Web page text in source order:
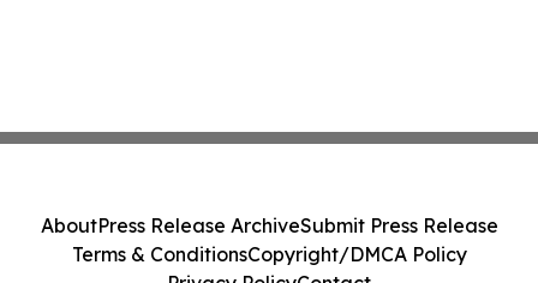
AboutPress Release ArchiveSubmit Press Release
Terms & ConditionsCopyright/DMCA Policy